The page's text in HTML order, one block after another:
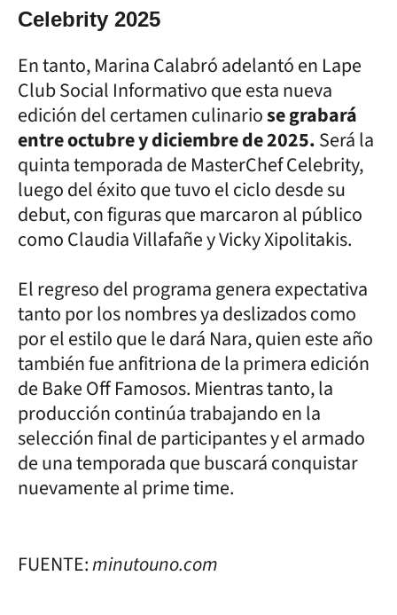
Celebrity 2025
En tanto, Marina Calabró adelantó en Lape
Club Social Informativo que esta nueva
edición del certamen culinariose grabará
entre octubre y diciembre de 2025.Será la
quinta temporada de MasterChef Celebrity,
luego del éxito que tuvo el ciclo desde su
debut, con figuras que marcaron al público
como Claudia Villafañe y Vicky Xipolitakis.
El regreso del programa genera expectativa
tanto por los nombres ya deslizados como
por el estilo que le dará Nara, quien este año
también fue anfitriona de la primera edición
de Bake Off Famosos. Mientras tanto, la
producción continúa trabajando en la
selección final de participantes y el armado
de una temporada que buscará conquistar
nuevamente al prime time.
FUENTE:minutouno.com